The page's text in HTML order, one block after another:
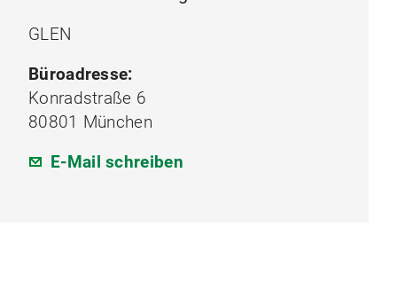
GLEN
Büroadresse:
Konradstraße 6
80801 München
E-Mail schreiben